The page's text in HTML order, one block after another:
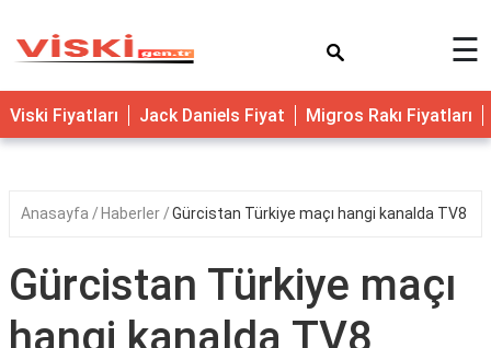
☰
Viski Fiyatları Jack Daniels Fiyat Migros Rakı Fiyatları
Anasayfa Haberler Gürcistan Türkiye maçı hangi kanalda TV8
Gürcistan Türkiye maçı
hangi kanalda TV8